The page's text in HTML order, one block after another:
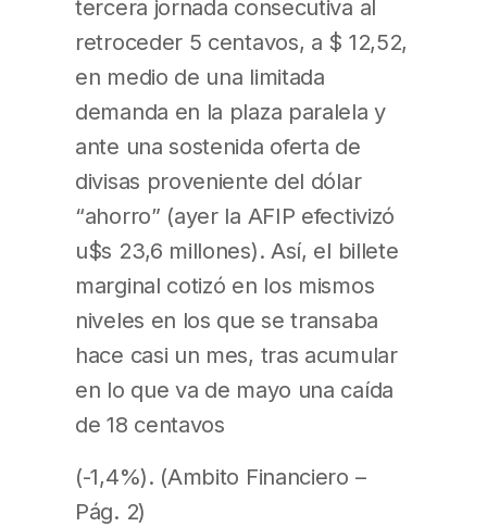
tercera jornada consecutiva al
retroceder 5 centavos, a $ 12,52,
en medio de una limitada
demanda en la plaza paralela y
ante una sostenida oferta de
divisas proveniente del dólar
“ahorro” (ayer la AFIP efectivizó
u$s 23,6 millones). Así, el billete
marginal cotizó en los mismos
niveles en los que se transaba
hace casi un mes, tras acumular
en lo que va de mayo una caída
de 18 centavos
(-1,4%). (Ambito Financiero –
Pág. 2)